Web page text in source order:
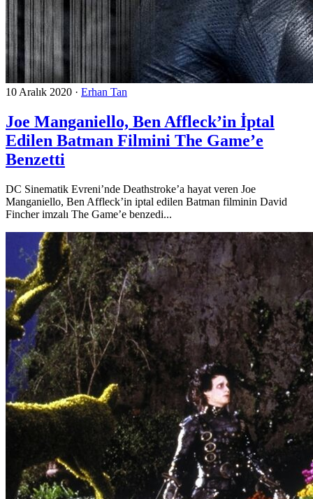
10 Aralık 2020 · Erhan Tan
Joe Manganiello, Ben Affleck’in İptal
Edilen Batman Filmini The Game’e
Benzetti
DC Sinematik Evreni’nde Deathstroke’a hayat veren Joe
Manganiello, Ben Affleck’in iptal edilen Batman filminin David
Fincher imzalı The Game’e benzedi...